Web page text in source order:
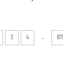
3 4 ...